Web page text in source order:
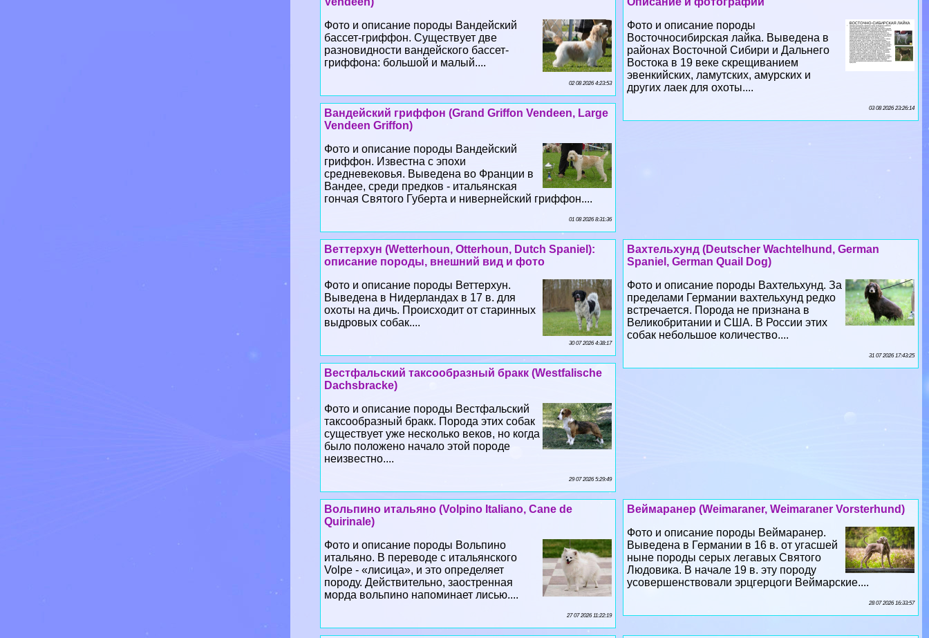
Фото и описание породы
Восточносибирская лайка. Выведена в
районах Восточной Сибири и Дальнего
Востока в 19 веке скрещиванием
эвенкийских, ламутских, амурских и
других лаек для охоты....
03 08 2026 23:26:14
Фото и описание породы Вандейский
бассет-гриффон. Существует две
разновидности вандейского бассет-
гриффона: большой и малый....
02 08 2026 4:23:53
Вандейский гриффон (Grand Griffon Vendeen, Large
Vendeen Griffon)
Фото и описание породы Вандейский
гриффон. Известна с эпохи
средневековья. Выведена во Франции в
Вандее, среди предков - итальянская
гончая Святого Губерта и нивернейский гриффон....
01 08 2026 8:31:36
Вахтельхунд (Deutscher Wachtelhund, German
Spaniel, German Quail Dog)
Фото и описание породы Вахтельхунд. За
пределами Германии вахтельхунд редко
встречается. Порода не признана в
Великобритании и США. В России этих
собак небольшое количество....
31 07 2026 17:43:25
Веттерхун (Wetterhoun, Otterhoun, Dutch Spaniel):
описание породы, внешний вид и фото
Фото и описание породы Веттерхун.
Выведена в Нидерландах в 17 в. для
охоты на дичь. Происходит от старинных
выдровых собак....
30 07 2026 4:38:17
Вестфальский таксообразный бpaкк (Westfalische
Dachsbracke)
Фото и описание породы Вестфальский
таксообразный бpaкк. Порода этих собак
существует уже несколько веков, но когда
было положено начало этой породе
неизвестно....
29 07 2026 5:29:49
Веймаранер (Weimaraner, Weimaraner Vorsterhund)
Фото и описание породы Веймаранер.
Выведена в Германии в 16 в. от угасшей
ныне породы серых легавых Святого
Людовика. В начале 19 в. эту породу
усовершенствовали эрцгерцоги Веймарские....
28 07 2026 16:33:57
Вольпино итальяно (Volpino Italiano, Cane de
Quirinale)
Фото и описание породы Вольпино
итальяно. В переводе с итальянского
Volpe - «лисица», и это определяет
породу. Действительно, заостренная
морда вольпино напоминает лисью....
27 07 2026 11:22:19